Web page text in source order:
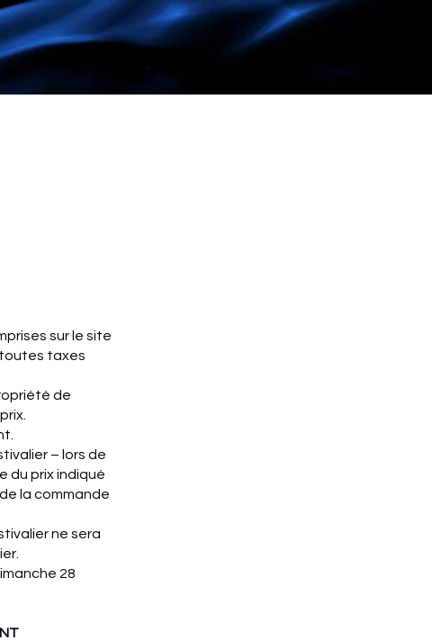
sur le site
taxes
de
– lors de
du prix indiqué
la commande
ne sera
28